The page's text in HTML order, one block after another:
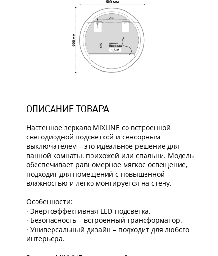
ОПИСАНИЕ ТОВАРА
Настенное зеркало MIXLINE со встроенной
светодиодной подсветкой и сенсорным
выключателем – это идеальное решение для
ванной комнаты, прихожей или спальни. Модель
обеспечивает равномерное мягкое освещение,
подходит для помещений с повышенной
влажностью и легко монтируется на стену.
Особенности:
· Энергоэффективная LED-подсветка.
· Безопасность – встроенный трансформатор.
· Универсальный дизайн – подходит для любого
интерьера.